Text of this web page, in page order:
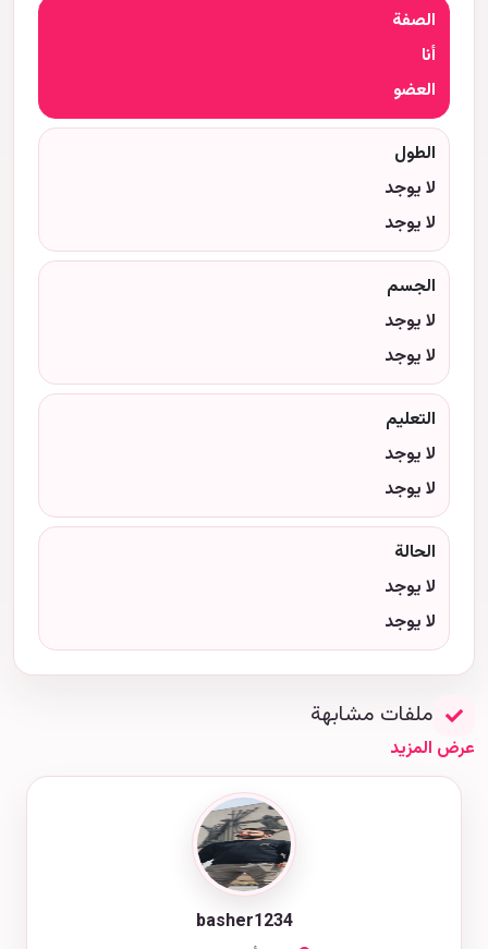
الصفة
أنا
العضو
الطول
لا يوجد
لا يوجد
الجسم
لا يوجد
لا يوجد
التعليم
لا يوجد
لا يوجد
الحالة
لا يوجد
لا يوجد
ملفات مشابهة
عرض المزيد
basher1234